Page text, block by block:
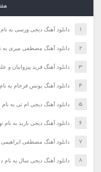
دانلود آهنگ دیجی ورسی به نام الکل 8
دانلود آهنگ مصطفی میری به
دانلود آهنگ فرید پیروانیان و
دانلود آهنگ یونس فرجام به
دانلود آهنگ دیجی ام تی به
دانلود آهنگ دیجی باربد به نام تهران
دانلود آهنگ مصطفی ابراهیمی
دانلود آهنگ دیجی سال به نام